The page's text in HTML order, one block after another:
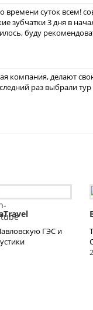
времени суток всем!
зубчатки 3 дня в
буду
компания, делают
раз выбрали
ГЭС и